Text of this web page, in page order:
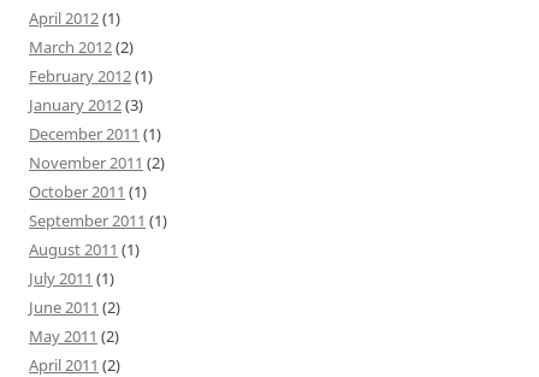
April 2012(1)
March 2012(2)
February 2012(1)
January 2012(3)
December 2011 (1)
November 2011 (2)
October 2011 (1)
September 2011 (1)
August 2011 (1)
July 2011 (1)
June 2011 (2)
May 2011 (2)
April 2011 (2)